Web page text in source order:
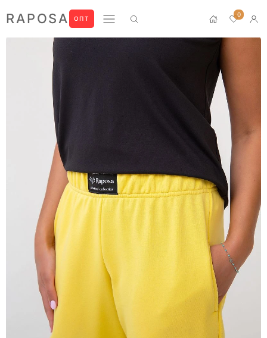
RAPOSA ОПТ
0
Домашний текстиль
ПРЕМИУМ
ЖАКЕТЫ
ЛОНГСЛИВЫ
ПИЖАМЫ
ПЛАТЬЯ
РУБАШКИ
СВИТШОТЫ
ФУТБОЛКИ
ШОРТЫ
ЮБКИ
КОСМЕТИКА
ЖЕНСКОЕ